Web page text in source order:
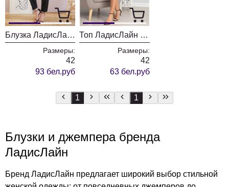
Блузка ЛадисЛайн 1218 молочный
Размеры:
42
93 бел.руб
Топ ЛадисЛайн 1182
Размеры:
42
63 бел.руб
1 1
Блузки и джемпера бренда
ЛадисЛайн
Бренд ЛадисЛайн предлагает широкий выбор стильной